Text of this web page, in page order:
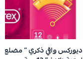
نفدت الكمية
ديوركس واقي ذكري ” مضلع